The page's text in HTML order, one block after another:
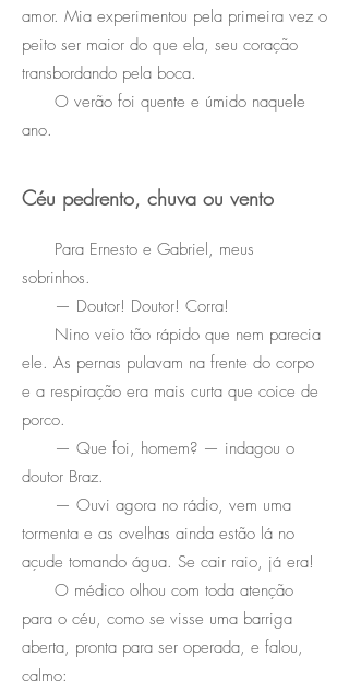
amor. Mia experimentou pela primeira vez o
peito ser maior do que ela, seu coração
transbordando pela boca.
O verão foi quente e úmido naquele
ano.
Céu pedrento, chuva ou vento
Para Ernesto e Gabriel, meus
sobrinhos.
— Doutor! Doutor! Corra!
Nino veio tão rápido que nem parecia
ele. As pernas pulavam na frente do corpo
e a respiração era mais curta que coice de
porco.
— Que foi, homem? — indagou o
doutor Braz.
— Ouvi agora no rádio, vem uma
tormenta e as ovelhas ainda estão lá no
açude tomando água. Se cair raio, já era!
O médico olhou com toda atenção
para o céu, como se visse uma barriga
aberta, pronta para ser operada, e falou,
calmo: